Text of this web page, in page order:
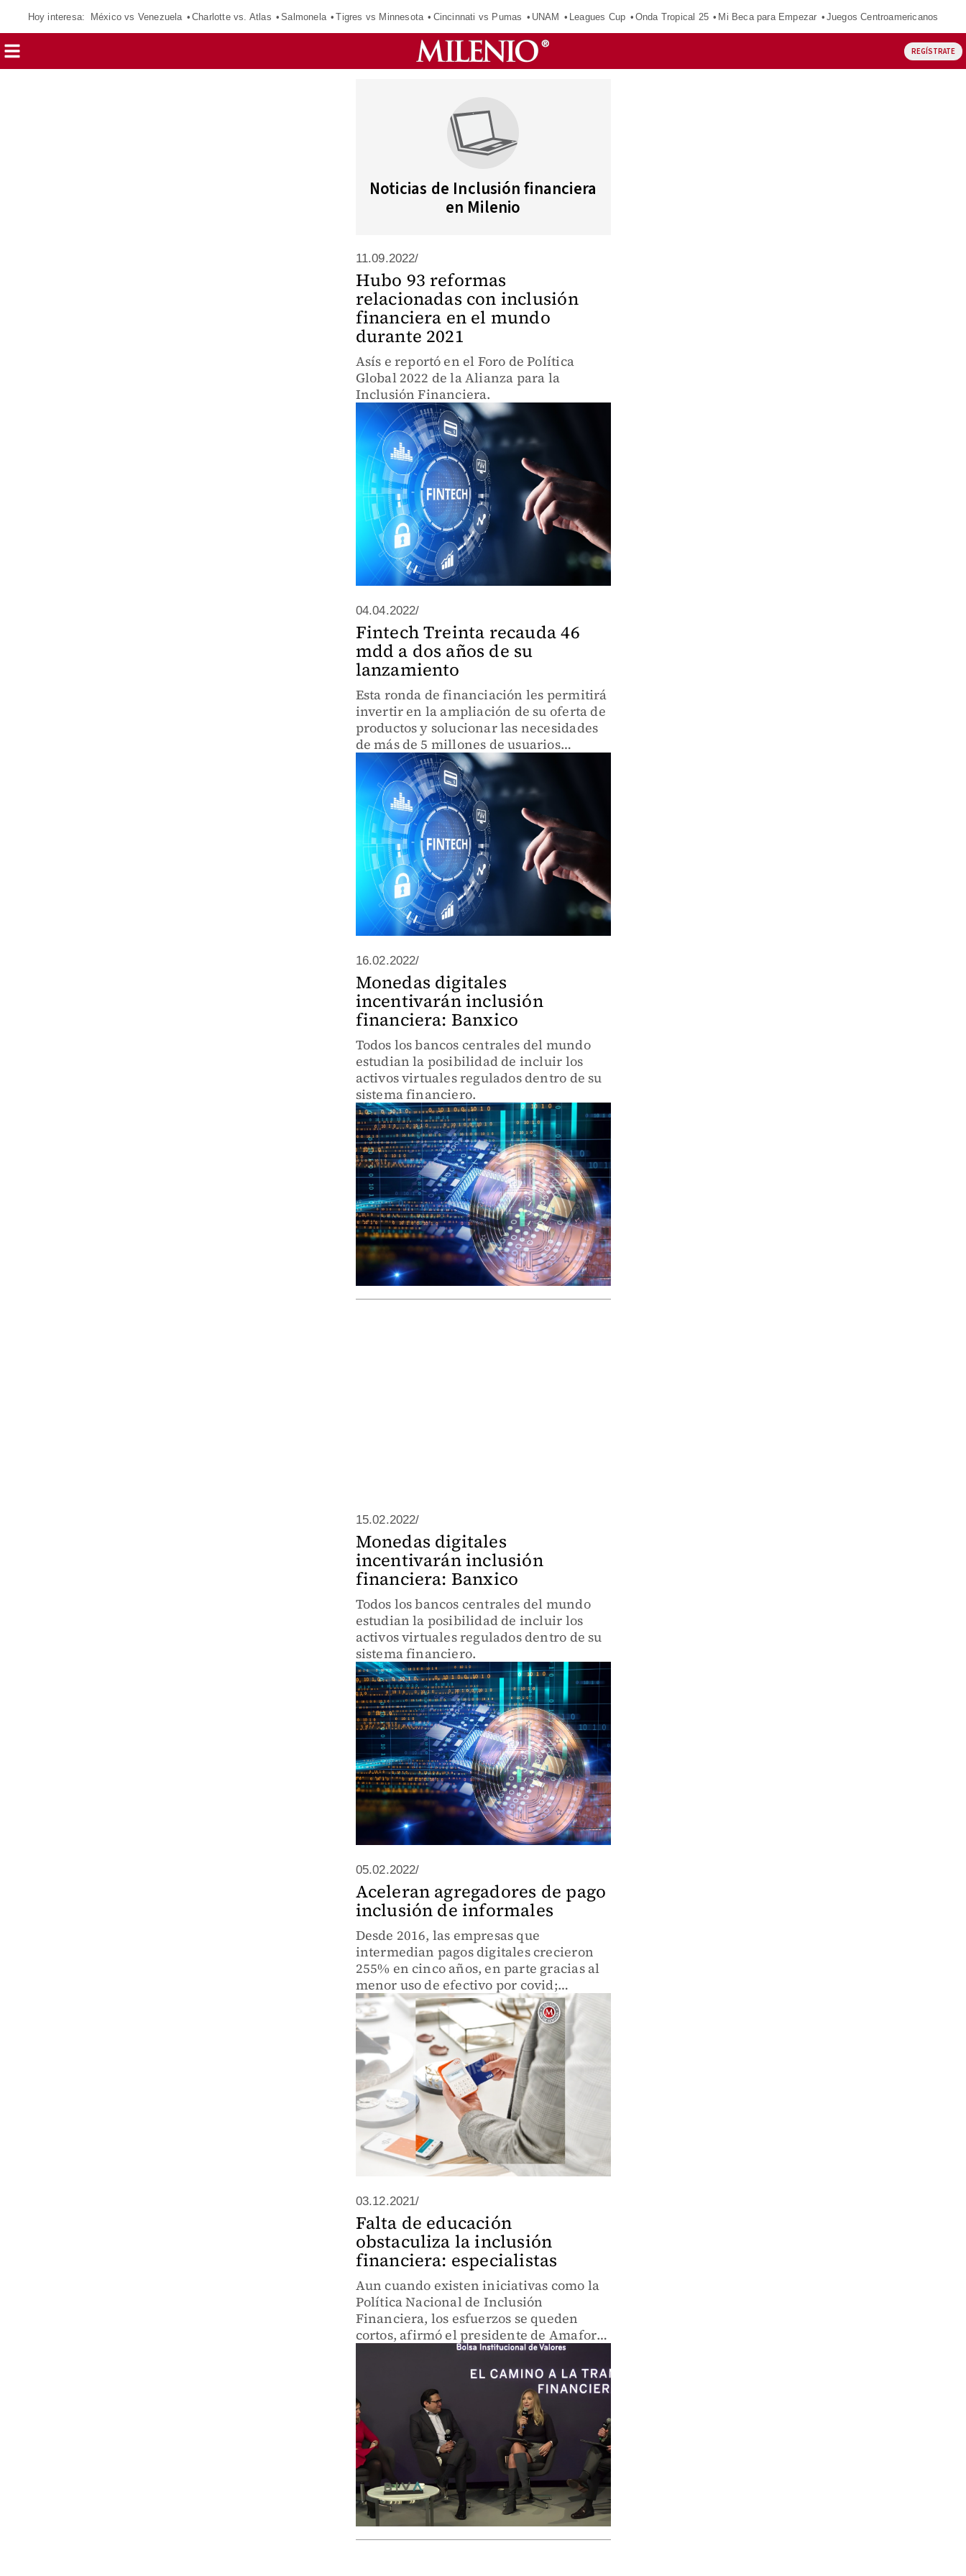
Hoy interesa: México vs Venezuela Charlotte vs. Atlas Salmonela Tigres vs Minnesota Cincinnati vs Pumas UNAM Leagues Cup Onda Tropical 25 Mi Beca para Empezar Juegos Centroamericanos
REGÍSTRATE
Noticias de Inclusión financiera
en Milenio
11.09.2022/
Hubo 93 reformas
relacionadas con inclusión
financiera en el mundo
durante 2021
Asís e reportó en el Foro de Política
Global 2022 de la Alianza para la
Inclusión Financiera.
04.04.2022/
Fintech Treinta recauda 46
mdd a dos años de su
lanzamiento
Esta ronda de financiación les permitirá
invertir en la ampliación de su oferta de
productos y solucionar las necesidades
de más de 5 millones de usuarios
actuales.
16.02.2022/
Monedas digitales
incentivarán inclusión
financiera: Banxico
Todos los bancos centrales del mundo
estudian la posibilidad de incluir los
activos virtuales regulados dentro de su
sistema financiero.
15.02.2022/
Monedas digitales
incentivarán inclusión
financiera: Banxico
Todos los bancos centrales del mundo
estudian la posibilidad de incluir los
activos virtuales regulados dentro de su
sistema financiero.
05.02.2022/
Aceleran agregadores de pago
inclusión de informales
Desde 2016, las empresas que
intermedian pagos digitales crecieron
255% en cinco años, en parte gracias al
menor uso de efectivo por covid;
tianguis y pequeños comercios son su
mayor mercado.
03.12.2021/
Falta de educación
obstaculiza la inclusión
financiera: especialistas
Aun cuando existen iniciativas como la
Política Nacional de Inclusión
Financiera, los esfuerzos se queden
cortos, afirmó el presidente de Amafore,
Bernardo González.